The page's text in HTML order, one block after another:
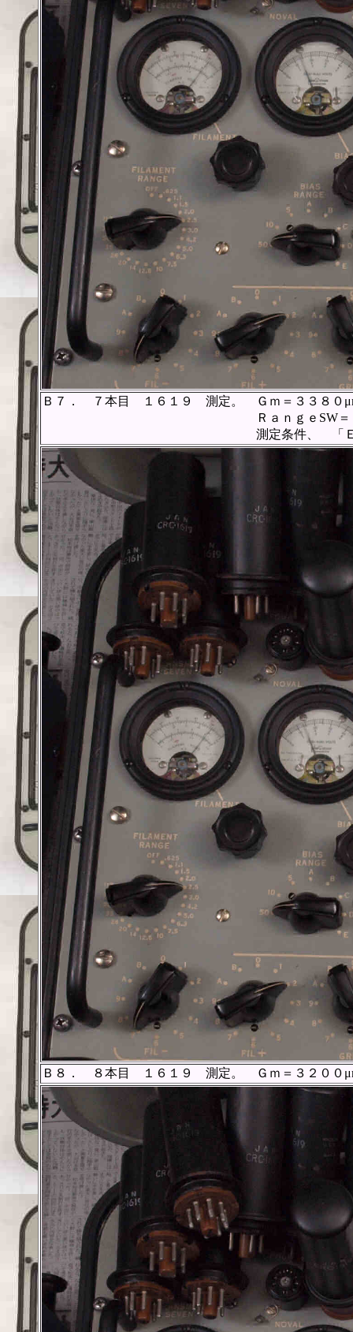
Ｂ７． ７本目 １６１９ 測定。 Ｇｍ＝３３８０
ＲａｎｇｅSW＝Ｃ、FullScale
測定条件、 「Ｅｐ＝２５０Ｖ、Ｅ
Ｂ８． ８本目 １６１９ 測定。 Ｇｍ＝３２００